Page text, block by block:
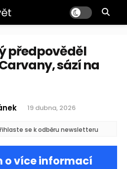
předpověděl
sází na
19 dubna, 2026
se k odběru newsletteru
o více informací